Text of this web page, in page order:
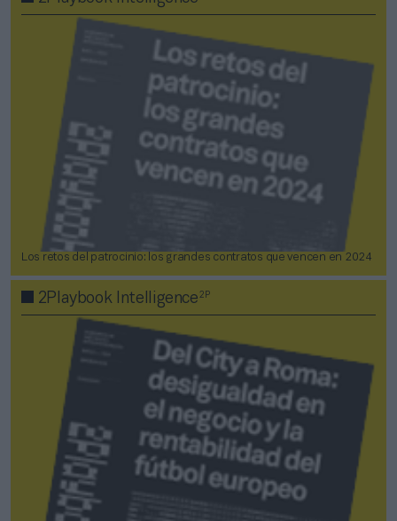
Los retos del patrocinio: los grandes contratos que vencen en 2024
2Playbook Intelligence2P